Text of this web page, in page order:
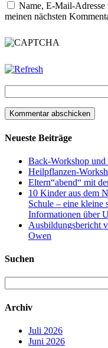
Name, E-Mail-Adresse
meinen nächsten
Neueste Beiträge
Back-Workshop und
Heilpflanzen-
Eltern“abend“ mit
10 Kinder aus dem
Schule – eine kleine
Informationen über
Ausbildungsbericht
Owen
Suchen
nach:
Archiv
Juli 2026
Juni 2026